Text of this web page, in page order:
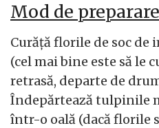
Mod de preparare
Curăță florile de soc
(cel mai bine este să le
retrasă, departe de
Îndepărtează tulpinile
într-o oală (dacă florile